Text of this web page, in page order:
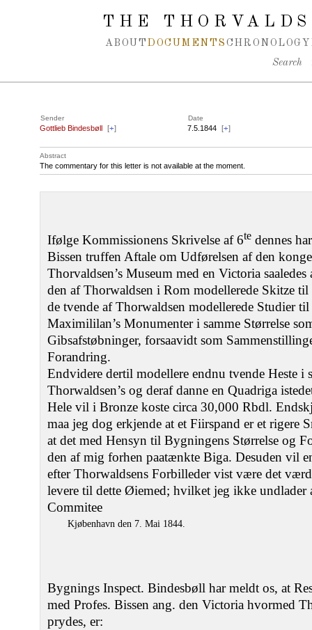
Spring navigation over
THE
ABOUT DOCUMENTS CHRONOLOGY
Search
Sender Date
Gottlieb Bindesbøll [+] 7.5.1844 [+]
Abstract
The commentary for this letter is not available at the moment.
Ifølge Kommissionens Skrivelse af 6te dennes
Bissen truffen Aftale om Udførelsen af den
Thorvaldsen’s Museum med en Victoria
den af Thorwaldsen i Rom modellerede Skitze
de tvende af Thorwaldsen modellerede Studier
Maximililan’s Monumenter i samme Størrelse
Gibsafstøbninger, forsaavidt som
Forandring.
Endvidere dertil modellere endnu tvende Heste i
Thorwaldsen’s og deraf danne en Quadriga
Hele vil i Bronze koste circa 30,000 Rbdl.
maa jeg dog erkjende at et Fiirspand er et rigere
at det med Hensyn til Bygningens Størrelse og
den af mig forhen paatænkte Biga. Desuden vil
efter Thorwaldsens Forbilleder vist være det
levere til dette Øiemed; hvilket jeg ikke undlader
Commitee
Kjøbenhavn den 7. Mai 1844.
Bygnings Inspect. Bindesbøll har meldt os, at
med Profes. Bissen ang. den Victoria hvormed
prydes, er: